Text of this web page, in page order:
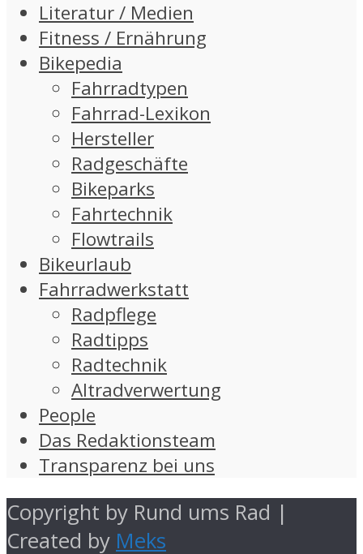
Literatur / Medien
Fitness / Ernährung
Bikepedia
Fahrradtypen
Fahrrad-Lexikon
Hersteller
Radgeschäfte
Bikeparks
Fahrtechnik
Flowtrails
Bikeurlaub
Fahrradwerkstatt
Radpflege
Radtipps
Radtechnik
Altradverwertung
People
Das Redaktionsteam
Transparenz bei uns
Copyright by Rund ums Rad |
Created by Meks